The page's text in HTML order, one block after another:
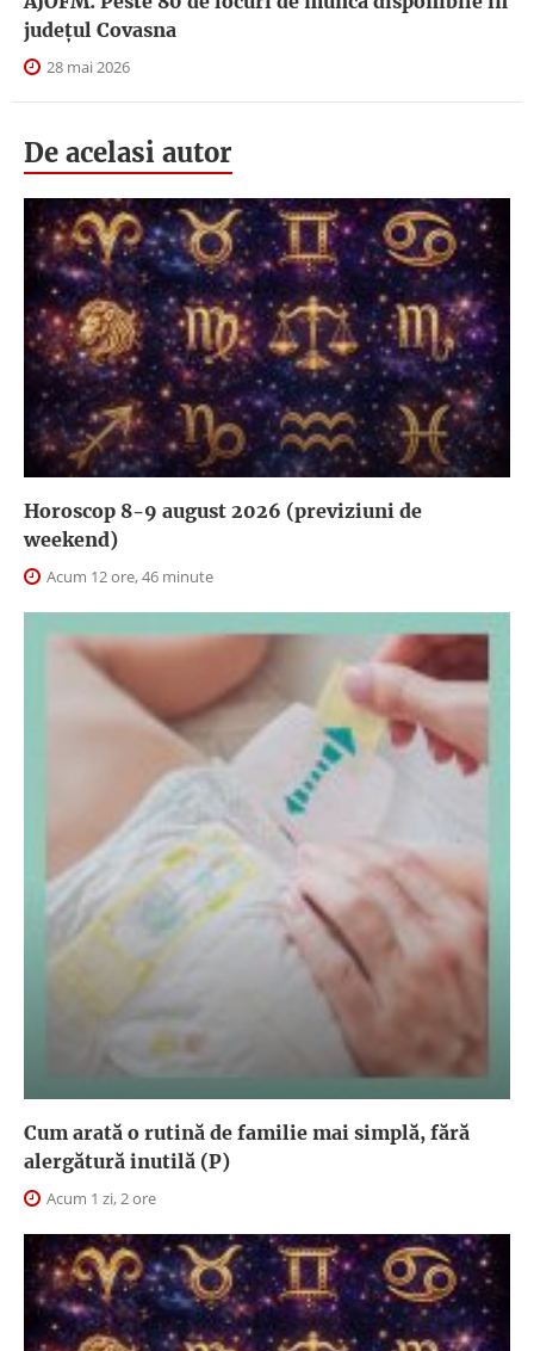
județul Covasna
28 mai 2026
De acelasi autor
Horoscop 8-9 august 2026 (previziuni de
weekend)
Acum 12 ore, 46 minute
Cum arată o rutină de familie mai simplă, fără
alergătură inutilă (P)
Acum 1 zi, 2 ore